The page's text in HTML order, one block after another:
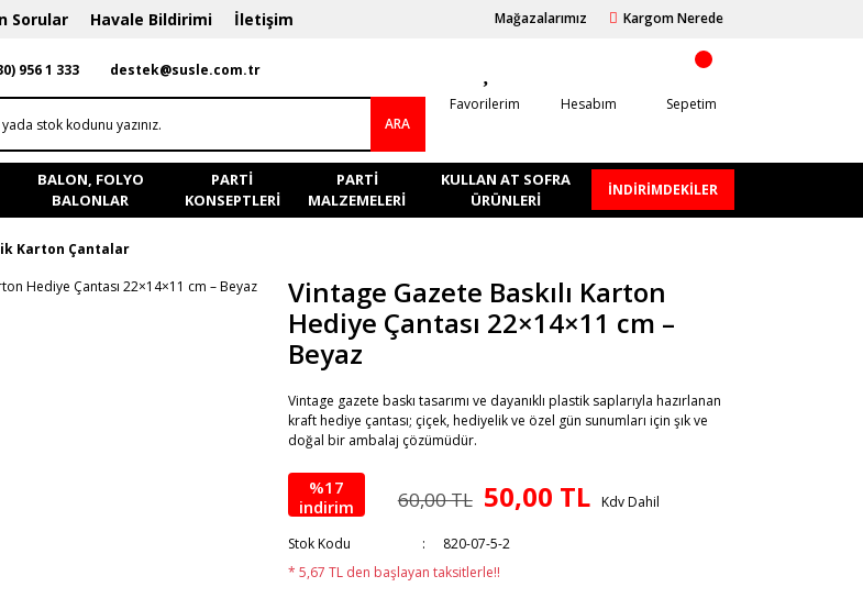
Sorular Havale Bildirimi İletişim Mağazalarımız Kargom Nerede
956 1 333 destek@susle.com.tr
ARA
Favorilerim Hesabım Sepetim
BALON, FOLYO
BALONLAR
PARTI
KONSEPTLERI
PARTI
MALZEMELERI
KULLAN AT SOFRA
ÜRÜNLERI
İNDİRİMDEKİLER
Karton Çantalar
Vintage Gazete Baskılı Karton
Hediye Çantası 22×14×11 cm –
Beyaz
Vintage gazete baskı tasarımı ve dayanıklı plastik saplarıyla hazırlanan
kraft hediye çantası; çiçek, hediyelik ve özel gün sunumları için şık ve
doğal bir ambalaj çözümüdür.
%17
indirim
60,00 TL 50,00 TL Kdv Dahil
Stok Kodu
820-07-5-2
* 5,67 TL den başlayan taksitlerle!!